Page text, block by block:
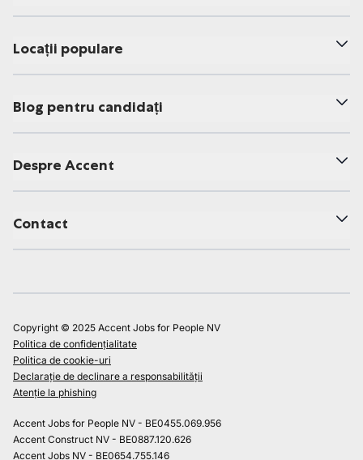
Locații populare
Blog pentru candidați
Despre Accent
Contact
Copyright © 2025 Accent Jobs for People NV
Politica de confidențialitate
Politica de cookie-uri
Declarație de declinare a responsabilității
Atenție la phishing
Accent Jobs for People NV - BE0455.069.956
Accent Construct NV - BE0887.120.626
Accent Jobs NV - BE0654.755.146